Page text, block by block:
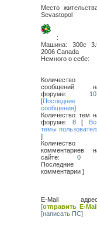
Место
Sevastopol
:
Машина: 300c
2006 Canada
Немного о себе:
Количество
сообщений
форуме:
[Последние
сообщения]
Количество тем
форуме: 8[
темы
]
Количество
комментариев
сайте:0
Последние
комментарии ]
E-Mail
[отправить E-
[написать ПС]